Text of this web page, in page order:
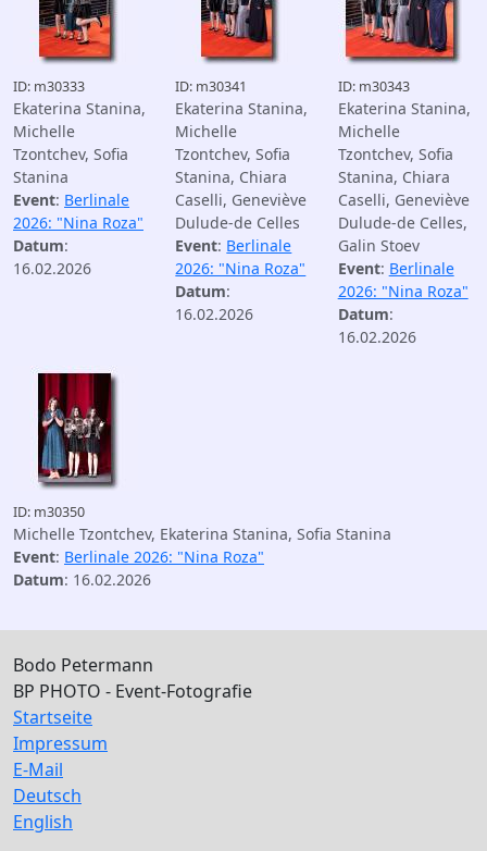
ID: m30333
Ekaterina Stanina,
Michelle
Tzontchev, Sofia
Stanina
Event: Berlinale
2026: "Nina Roza"
Datum:
16.02.2026
ID: m30341
Ekaterina Stanina,
Michelle
Tzontchev, Sofia
Stanina, Chiara
Caselli, Geneviève
Dulude-de Celles
Event: Berlinale
2026: "Nina Roza"
Datum:
16.02.2026
ID: m30343
Ekaterina Stanina,
Michelle
Tzontchev, Sofia
Stanina, Chiara
Caselli, Geneviève
Dulude-de Celles,
Galin Stoev
Event: Berlinale
2026: "Nina Roza"
Datum:
16.02.2026
ID: m30350
Michelle Tzontchev, Ekaterina Stanina, Sofia Stanina
Event: Berlinale 2026: "Nina Roza"
Datum: 16.02.2026
Bodo Petermann
BP PHOTO - Event-Fotografie
Startseite
Impressum
E-Mail
Deutsch
English